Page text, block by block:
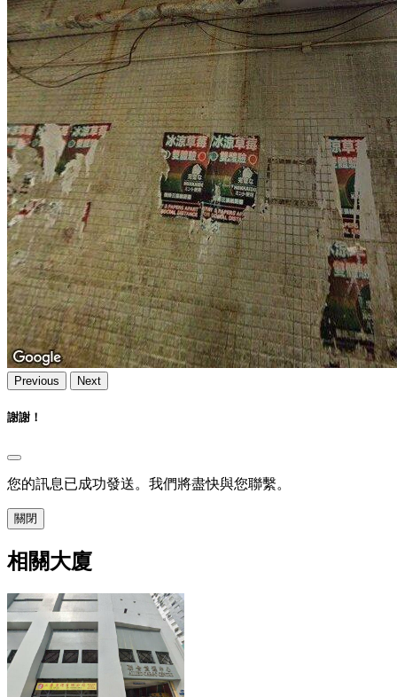
Previous Next
謝謝！
您的訊息已成功發送。我們將盡快與您聯繫。
關閉
相關大廈